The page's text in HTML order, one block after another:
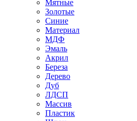
Мятные
Золотые
Синие
Материал
МДФ
Эмаль
Акрил
Береза
Дерево
Дуб
ЛДСП
Массив
Пластик